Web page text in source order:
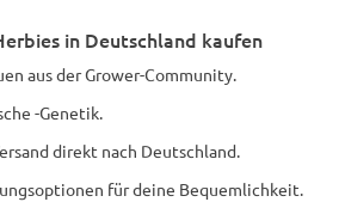
in Deutschland kaufen
aus der Grower-Community.
-Genetik.
direkt nach Deutschland.
für deine Bequemlichkeit.